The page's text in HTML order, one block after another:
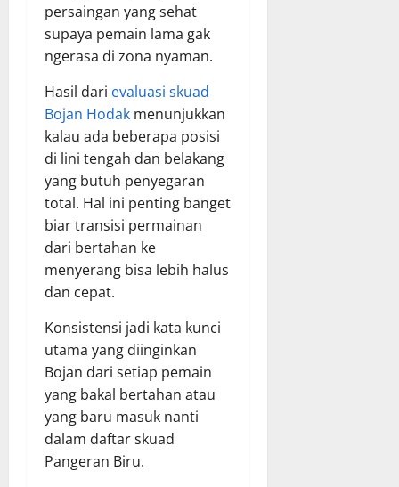
persaingan yang sehat
supaya pemain lama gak
ngerasa di zona nyaman.
Hasil dari evaluasi skuad
Bojan Hodak menunjukkan
kalau ada beberapa posisi
di lini tengah dan belakang
yang butuh penyegaran
total. Hal ini penting banget
biar transisi permainan
dari bertahan ke
menyerang bisa lebih halus
dan cepat.
Konsistensi jadi kata kunci
utama yang diinginkan
Bojan dari setiap pemain
yang bakal bertahan atau
yang baru masuk nanti
dalam daftar skuad
Pangeran Biru.